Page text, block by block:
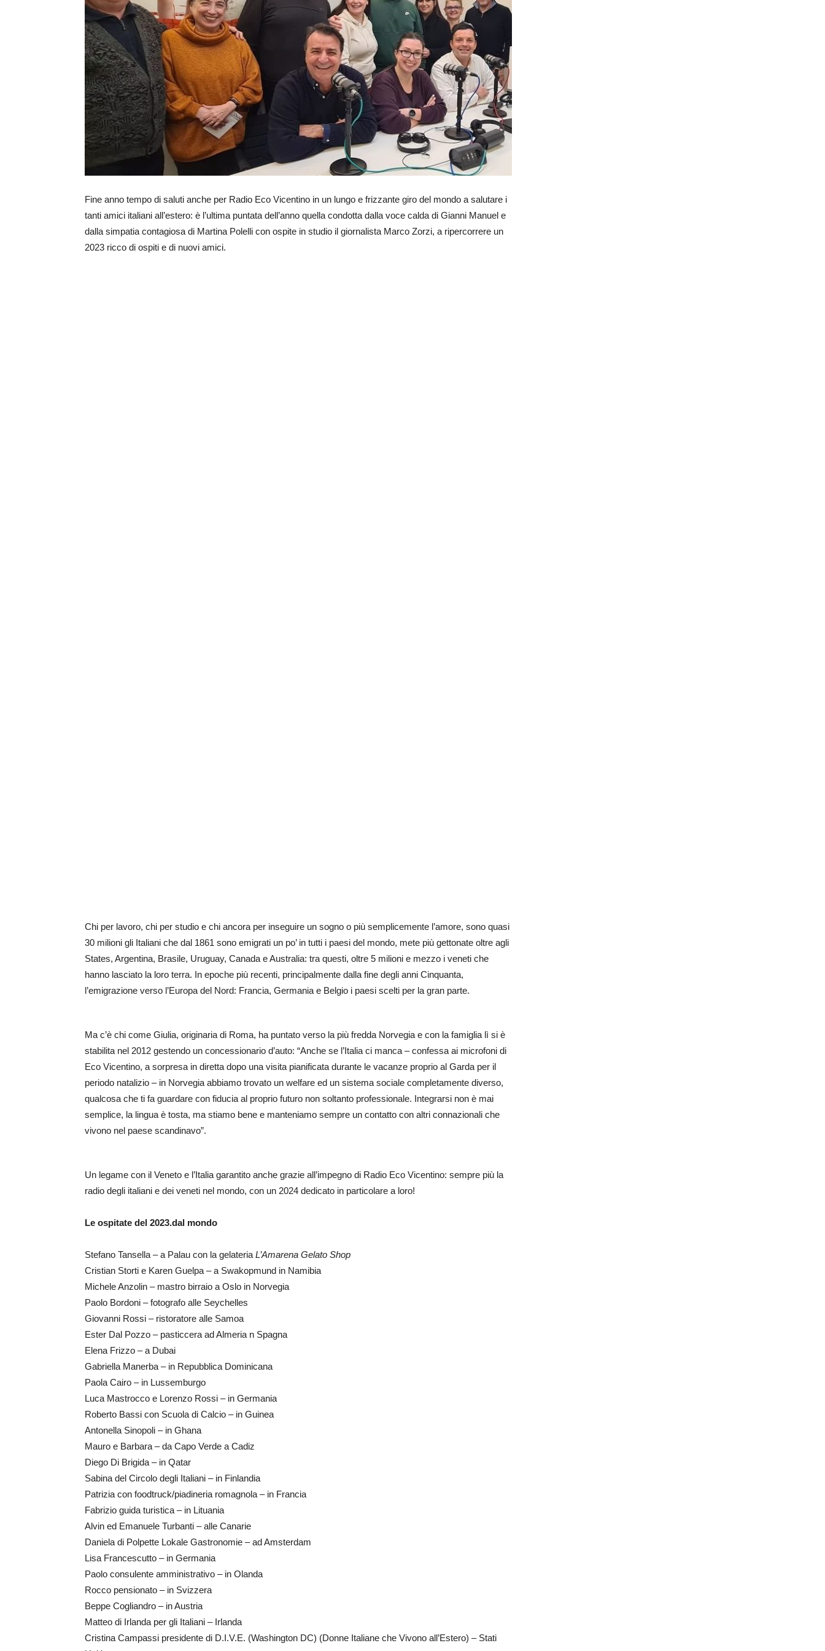
Fine anno tempo di saluti anche per Radio Eco Vicentino in un lungo e frizzante giro del mondo a salutare i
tanti amici italiani all’estero: è l’ultima puntata dell’anno quella condotta dalla voce calda di Gianni Manuel e
dalla simpatia contagiosa di Martina Polelli con ospite in studio il giornalista Marco Zorzi, a ripercorrere un
2023 ricco di ospiti e di nuovi amici.
Chi per lavoro, chi per studio e chi ancora per inseguire un sogno o più semplicemente l’amore, sono quasi
30 milioni gli Italiani che dal 1861 sono emigrati un po’ in tutti i paesi del mondo, mete più gettonate oltre agli
States, Argentina, Brasile, Uruguay, Canada e Australia: tra questi, oltre 5 milioni e mezzo i veneti che
hanno lasciato la loro terra. In epoche più recenti, principalmente dalla fine degli anni Cinquanta,
l’emigrazione verso l’Europa del Nord: Francia, Germania e Belgio i paesi scelti per la gran parte.
Ma c’è chi come Giulia, originaria di Roma, ha puntato verso la più fredda Norvegia e con la famiglia lì si è
stabilita nel 2012 gestendo un concessionario d’auto: “Anche se l’Italia ci manca – confessa ai microfoni di
Eco Vicentino, a sorpresa in diretta dopo una visita pianificata durante le vacanze proprio al Garda per il
periodo natalizio – in Norvegia abbiamo trovato un welfare ed un sistema sociale completamente diverso,
qualcosa che ti fa guardare con fiducia al proprio futuro non soltanto professionale. Integrarsi non è mai
semplice, la lingua è tosta, ma stiamo bene e manteniamo sempre un contatto con altri connazionali che
vivono nel paese scandinavo”.
Un legame con il Veneto e l’Italia garantito anche grazie all’impegno di Radio Eco Vicentino: sempre più la
radio degli italiani e dei veneti nel mondo, con un 2024 dedicato in particolare a loro!
Le ospitate del 2023.dal mondo
Stefano Tansella – a Palau con la gelateria L’Amarena Gelato Shop
Cristian Storti e Karen Guelpa – a Swakopmund in Namibia
Michele Anzolin – mastro birraio a Oslo in Norvegia
Paolo Bordoni – fotografo alle Seychelles
Giovanni Rossi – ristoratore alle Samoa
Ester Dal Pozzo – pasticcera ad Almeria n Spagna
Elena Frizzo – a Dubai
Gabriella Manerba – in Repubblica Dominicana
Paola Cairo – in Lussemburgo
Luca Mastrocco e Lorenzo Rossi – in Germania
Roberto Bassi con Scuola di Calcio – in Guinea
Antonella Sinopoli – in Ghana
Mauro e Barbara – da Capo Verde a Cadiz
Diego Di Brigida – in Qatar
Sabina del Circolo degli Italiani – in Finlandia
Patrizia con foodtruck/piadineria romagnola – in Francia
Fabrizio guida turistica – in Lituania
Alvin ed Emanuele Turbanti – alle Canarie
Daniela di Polpette Lokale Gastronomie – ad Amsterdam
Lisa Francescutto – in Germania
Paolo consulente amministrativo – in Olanda
Rocco pensionato – in Svizzera
Beppe Cogliandro – in Austria
Matteo di Irlanda per gli Italiani – Irlanda
Cristina Campassi presidente di D.I.V.E. (Washington DC) (Donne Italiane che Vivono all’Estero) – Stati